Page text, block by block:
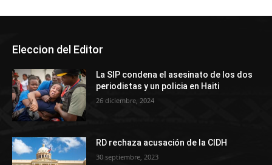
Eleccion del Editor
La SIP condena el asesinato de los dos
periodistas y un policia en Haiti
26 diciembre, 2024
RD rechaza acusación de la CIDH
30 septiembre, 2023